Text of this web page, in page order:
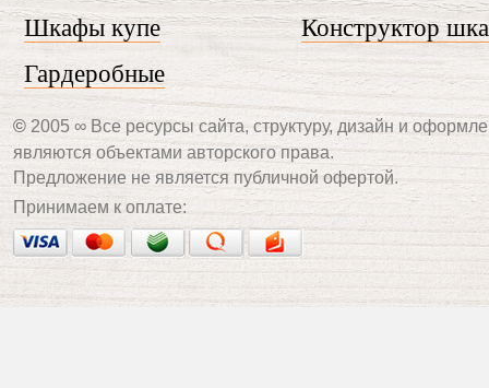
Гардеробные
Предложение не является публичной офертой.
Принимаем к оплате:
Конструктор
Шкафы купе
© 2005 ∞ Все ресурсы сайта, структуру, дизайн и
являются объектами авторского права.